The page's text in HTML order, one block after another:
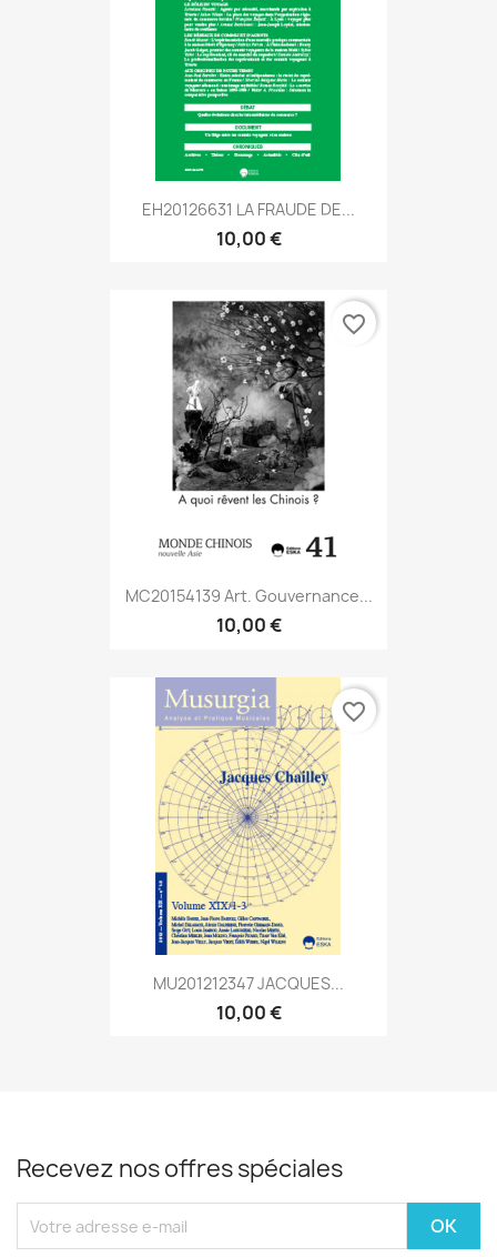
EH20126631 LA FRAUDE DE...
10,00 €
MC20154139 Art. Gouvernance...
10,00 €
favorite_border
MU201212347 JACQUES...
10,00 €
favorite_border
Recevez nos offres spéciales